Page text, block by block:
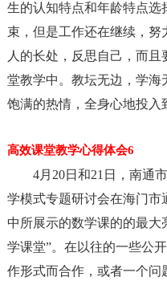
生的认知特点和年龄特点
束，但是工作还在继续，努
人的长处，反思自己，而
堂教学中。教坛无边，学海
饱满的热情，全身心地投入
高效课堂教学心得体会6
4月20日和21日，南通
学模式专题研讨会在海门市
中所展示的数学课的的最大
学课堂”。在以往的一些公
作形式而合作，或者一个问